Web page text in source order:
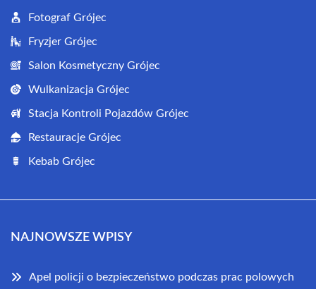
Fotograf Grójec
Fryzjer Grójec
Salon Kosmetyczny Grójec
Wulkanizacja Grójec
Stacja Kontroli Pojazdów Grójec
Restauracje Grójec
Kebab Grójec
NAJNOWSZE WPISY
Apel policji o bezpieczeństwo podczas prac polowych